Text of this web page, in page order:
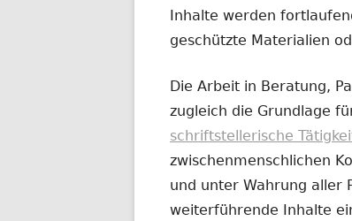
Inhalte werden
geschützte Materialien
Die Arbeit in Beratung,
zugleich die Grundlage
schriftstellerische
zwischenmenschlichen
und unter Wahrung aller
weiterführende Inhalte